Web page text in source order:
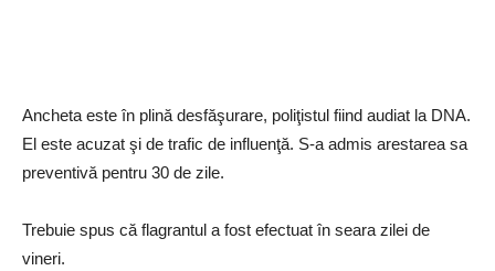
Ancheta este în plină desfăşurare, poliţistul fiind audiat la DNA.
El este acuzat şi de trafic de influenţă. S-a admis arestarea sa
preventivă pentru 30 de zile.
Trebuie spus că flagrantul a fost efectuat în seara zilei de
vineri.